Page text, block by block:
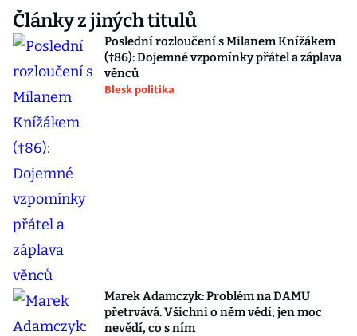
Články z jiných titulů
Poslední rozloučení s Milanem Knížákem
(†86): Dojemné vzpomínky přátel a záplava
věnců
Blesk politika
Marek Adamczyk: Problém na DAMU
přetrvává. Všichni o něm vědí, jen moc
nevědí, co s ním